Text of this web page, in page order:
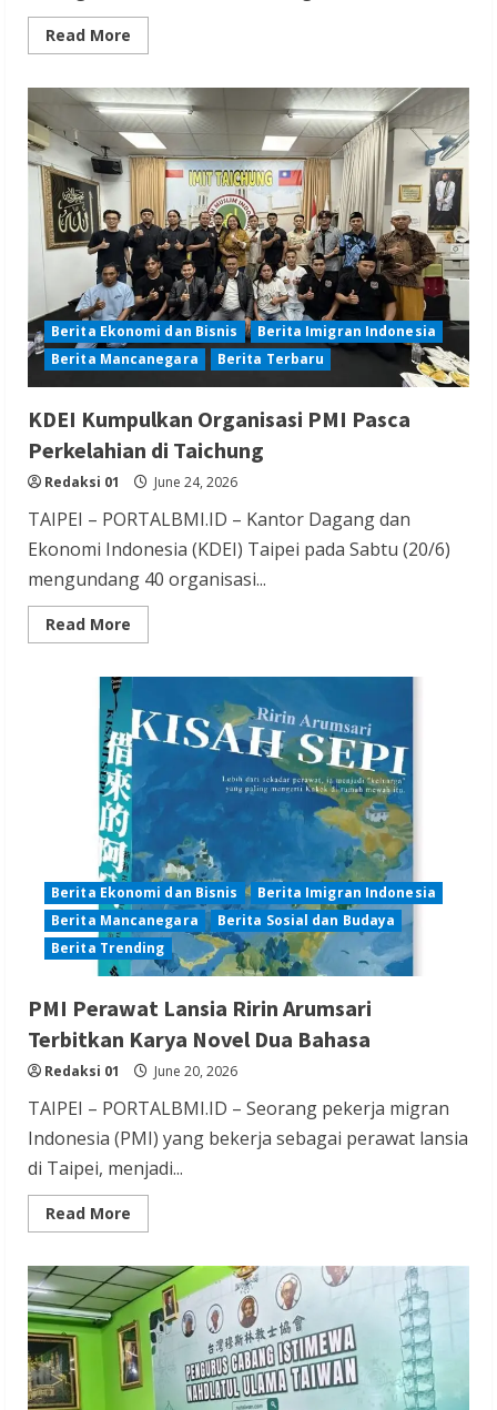
Read More
more
Berpartisipasi
Dalam
Forum
Bisnis
Pariwisata
di
Tainan
Berita Ekonomi dan Bisnis
Berita Imigran Indonesia
Berita Mancanegara
Berita Terbaru
KDEI Kumpulkan Organisasi PMI Pasca
Perkelahian di Taichung
Redaksi 01 June 24, 2026
TAIPEI – PORTALBMI.ID – Kantor Dagang dan
Ekonomi Indonesia (KDEI) Taipei pada Sabtu (20/6)
mengundang 40 organisasi...
Read More
more
Kumpulkan
Organisasi
PMI
Pasca
Perkelahian
di
Taichung
Berita Ekonomi dan Bisnis
Berita Imigran Indonesia
Berita Mancanegara
Berita Sosial dan Budaya
Berita Trending
PMI Perawat Lansia Ririn Arumsari
Terbitkan Karya Novel Dua Bahasa
Redaksi 01 June 20, 2026
TAIPEI – PORTALBMI.ID – Seorang pekerja migran
Indonesia (PMI) yang bekerja sebagai perawat lansia
di Taipei, menjadi...
Read More
more
Perawat
Lansia
Ririn
Arumsari
Terbitkan
Karya
Novel
Dua
Bahasa